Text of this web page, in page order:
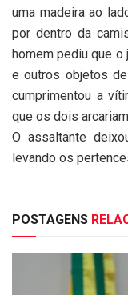
uma madeira ao
por dentro da
homem pediu que
e outros objetos
cumprimentou a
que os dois
O assaltante
levando os
POSTAGENS